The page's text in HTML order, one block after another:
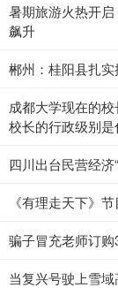
暑期旅游火热开
飙升
郴州：桂阳县扎
成都大学现在的
校长的行政级别是
四川出台民营经济
《有理走天下》
当复兴号驶上雪